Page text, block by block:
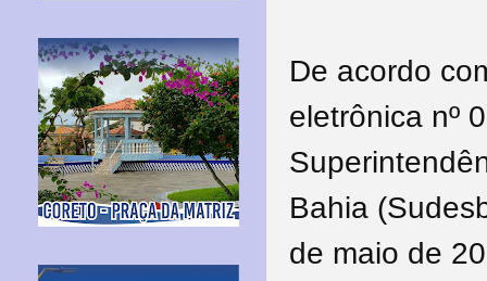
De acordo
eletrônica nº
Bahia
de maio de